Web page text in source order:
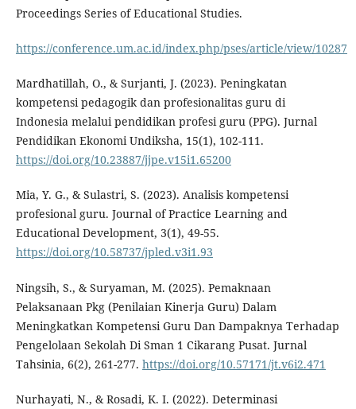
Proceedings Series of Educational Studies.
https://conference.um.ac.id/index.php/pses/article/view/10287
Mardhatillah, O., & Surjanti, J. (2023). Peningkatan
kompetensi pedagogik dan profesionalitas guru di
Indonesia melalui pendidikan profesi guru (PPG). Jurnal
Pendidikan Ekonomi Undiksha, 15(1), 102-111.
https://doi.org/10.23887/jjpe.v15i1.65200
Mia, Y. G., & Sulastri, S. (2023). Analisis kompetensi
profesional guru. Journal of Practice Learning and
Educational Development, 3(1), 49-55.
https://doi.org/10.58737/jpled.v3i1.93
Ningsih, S., & Suryaman, M. (2025). Pemaknaan
Pelaksanaan Pkg (Penilaian Kinerja Guru) Dalam
Meningkatkan Kompetensi Guru Dan Dampaknya Terhadap
Pengelolaan Sekolah Di Sman 1 Cikarang Pusat. Jurnal
Tahsinia, 6(2), 261-277. https://doi.org/10.57171/jt.v6i2.471
Nurhayati, N., & Rosadi, K. I. (2022). Determinasi